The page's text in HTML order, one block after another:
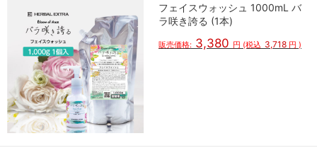
フェイスウォッシュ 1000mL バ
ラ咲き誇る (1本)
販売価格: 3,380 円 (税込 3,718 円 )